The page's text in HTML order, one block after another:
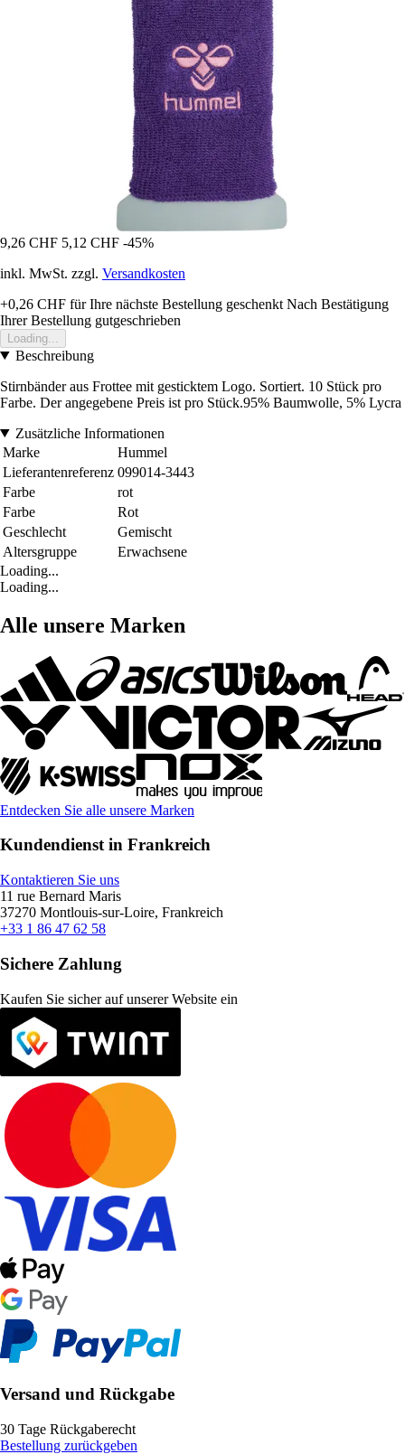
9,26 CHF 5,12 CHF -45%
inkl. MwSt. zzgl. Versandkosten
+0,26 CHF für Ihre nächste Bestellung geschenkt Nach Bestätigung
Ihrer Bestellung gutgeschrieben
Loading...
Beschreibung
Stirnbänder aus Frottee mit gesticktem Logo. Sortiert. 10 Stück pro
Farbe. Der angegebene Preis ist pro Stück.95% Baumwolle, 5% Lycra
Zusätzliche Informationen
Marke
Hummel
Lieferantenreferenz 099014-3443
Farbe
rot
Farbe
Rot
Geschlecht
Gemischt
Altersgruppe
Erwachsene
Loading...
Loading...
Alle unsere Marken
Entdecken Sie alle unsere Marken
Kundendienst in Frankreich
Kontaktieren Sie uns
11 rue Bernard Maris
37270 Montlouis-sur-Loire, Frankreich
+33 1 86 47 62 58
Sichere Zahlung
Kaufen Sie sicher auf unserer Website ein
Versand und Rückgabe
30 Tage Rückgaberecht
Bestellung zurückgeben